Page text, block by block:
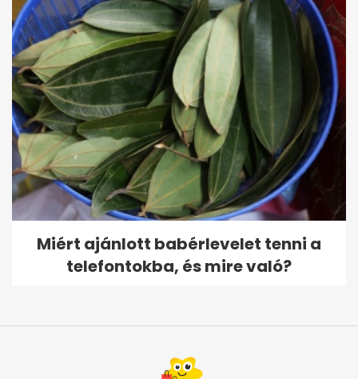
Miért ajánlott babérlevelet tenni a
telefontokba, és mire való?